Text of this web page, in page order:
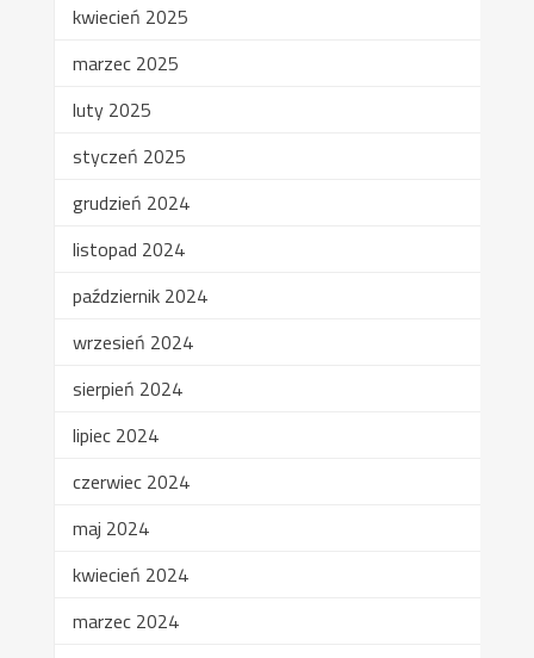
kwiecień 2025
marzec 2025
luty 2025
styczeń 2025
grudzień 2024
listopad 2024
październik 2024
wrzesień 2024
sierpień 2024
lipiec 2024
czerwiec 2024
maj 2024
kwiecień 2024
marzec 2024